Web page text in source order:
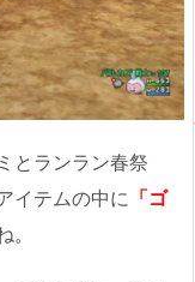
とランラン春祭
イテムの中に 「ゴ